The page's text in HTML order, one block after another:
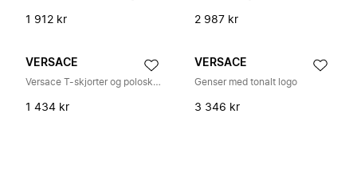
1 912 kr 2 987 kr
VERSACE
Versace T-skjorter og poloskjorter
1 434 kr
VERSACE
Genser med tonalt logo
3 346 kr